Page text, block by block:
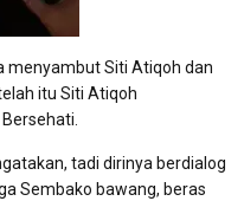
menyambut Siti Atiqoh dan
itu Siti Atiqoh
tadi dirinya berdialog
Sembako bawang, beras